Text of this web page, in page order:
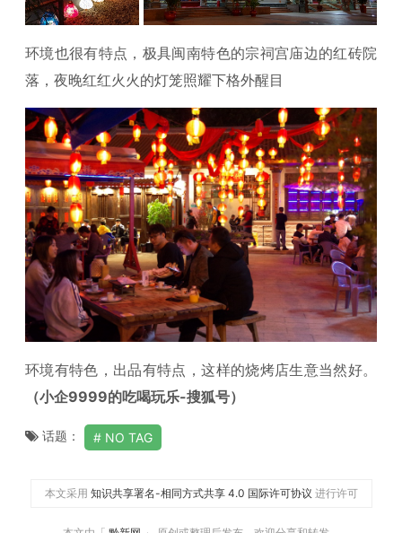
环境也很有特点，极具闽南特色的宗祠宫庙边的红砖院
落，夜晚红红火火的灯笼照耀下格外醒目
环境有特色，出品有特点，这样的烧烤店生意当然好。
（小企9999的吃喝玩乐-搜狐号）
话题： NO TAG
本文采用 知识共享署名-相同方式共享 4.0 国际许可协议 进行许可